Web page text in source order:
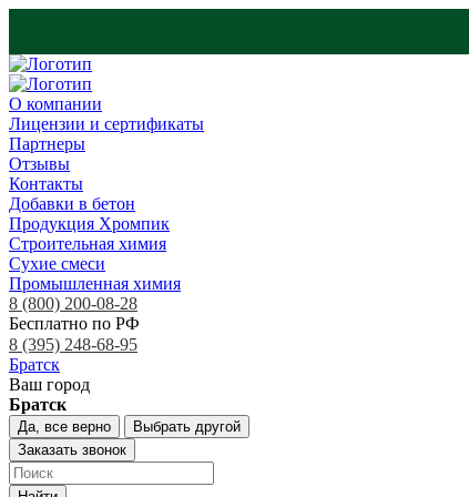
О компании
Лицензии и сертификаты
Партнеры
Отзывы
Контакты
Добавки в бетон
Продукция Хромпик
Строительная химия
Сухие смеси
Промышленная химия
8 (800) 200-08-28
Бесплатно по РФ
8 (395) 248-68-95
Братск
Ваш город
Братск
Да, все верно
Выбрать другой
Заказать звонок